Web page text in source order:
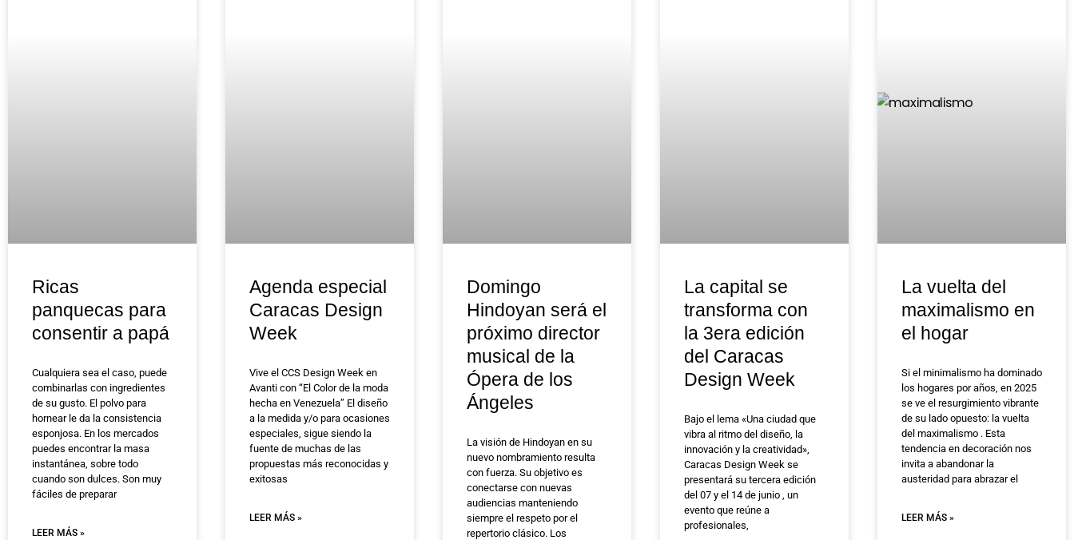
Ricas
panquecas para
consentir a papá
Cualquiera sea el caso, puede
combinarlas con ingredientes
de su gusto. El polvo para
hornear le da la consistencia
esponjosa. En los mercados
puedes encontrar la masa
instantánea, sobre todo
cuando son dulces. Son muy
fáciles de preparar
LEER MÁS »
Agenda especial
Caracas Design
Week
Vive el CCS Design Week en
Avanti con “El Color de la moda
hecha en Venezuela” El diseño
a la medida y/o para ocasiones
especiales, sigue siendo la
fuente de muchas de las
propuestas más reconocidas y
exitosas
LEER MÁS »
Domingo
Hindoyan será el
próximo director
musical de la
Ópera de los
Ángeles
La visión de Hindoyan en su
nuevo nombramiento resulta
con fuerza. Su objetivo es
conectarse con nuevas
audiencias manteniendo
siempre el respeto por el
repertorio clásico. Los
La capital se
transforma con
la 3era edición
del Caracas
Design Week
Bajo el lema «Una ciudad que
vibra al ritmo del diseño, la
innovación y la creatividad»,
Caracas Design Week se
presentará su tercera edición
del 07 y el 14 de junio , un
evento que reúne a
profesionales,
La vuelta del
maximalismo en
el hogar
Si el minimalismo ha dominado
los hogares por años, en 2025
se ve el resurgimiento vibrante
de su lado opuesto: la vuelta
del maximalismo . Esta
tendencia en decoración nos
invita a abandonar la
austeridad para abrazar el
LEER MÁS »